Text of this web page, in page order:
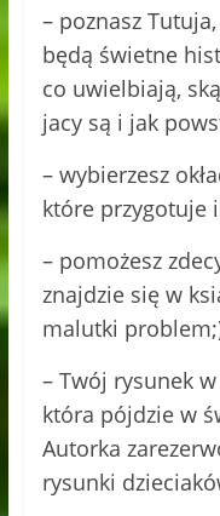
– poznasz
będą świetne
co uwielbiają,
jacy są i jak
– wybierzesz
które przygotuje
– pomożesz
znajdzie się w
malutki
– Twój rysunek
która pójdzie w
Autorka
rysunki